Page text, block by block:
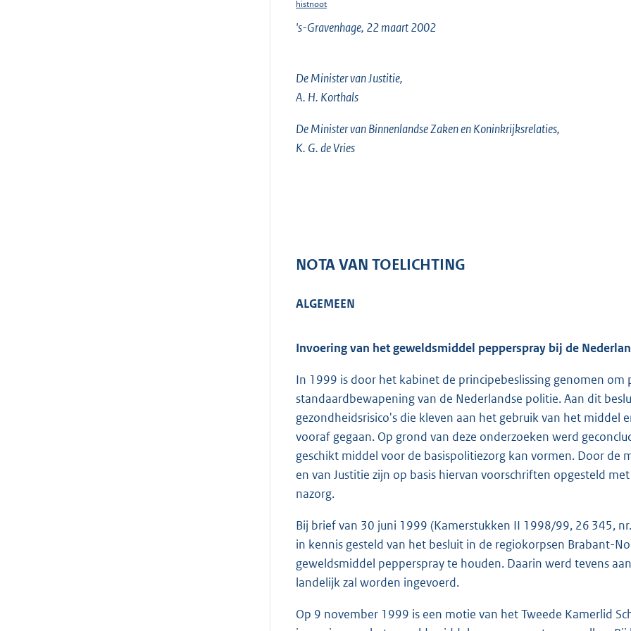
histnoot
's-Gravenhage, 22 maart 2002
De Minister van Justitie,
A. H. Korthals
De Minister van Binnenlandse Zaken en Koninkrijksrelaties,
K. G. de Vries
NOTA VAN TOELICHTING
ALGEMEEN
Invoering van het geweldsmiddel pepperspray bij de
In 1999 is door het kabinet de principebeslissing genomen
standaardbewapening van de Nederlandse politie. Aan dit
gezondheidsrisico's die kleven aan het gebruik van het
vooraf gegaan. Op grond van deze onderzoeken werd
geschikt middel voor de basispolitiezorg kan vormen. Door de
en van Justitie zijn op basis hiervan voorschriften opgesteld
nazorg.
Bij brief van 30 juni 1999 (Kamerstukken II 1998/99, 26 345,
in kennis gesteld van het besluit in de regiokorpsen Brabant-
geweldsmiddel pepperspray te houden. Daarin werd tevens
landelijk zal worden ingevoerd.
Op 9 november 1999 is een motie van het Tweede Kamerlid